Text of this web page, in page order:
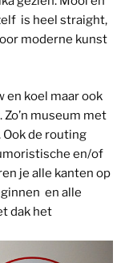
is heel straight,
moderne kunst
en koel maar ook
museum met
de routing
en/of
je alle kanten op
en alle
dak het